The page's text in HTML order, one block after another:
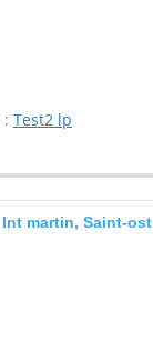
Test2 lp
martin, Saint-ost